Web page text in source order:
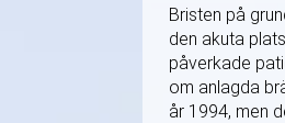
Bristen på
den akuta
påverkade
om anlagda
år 1994, men